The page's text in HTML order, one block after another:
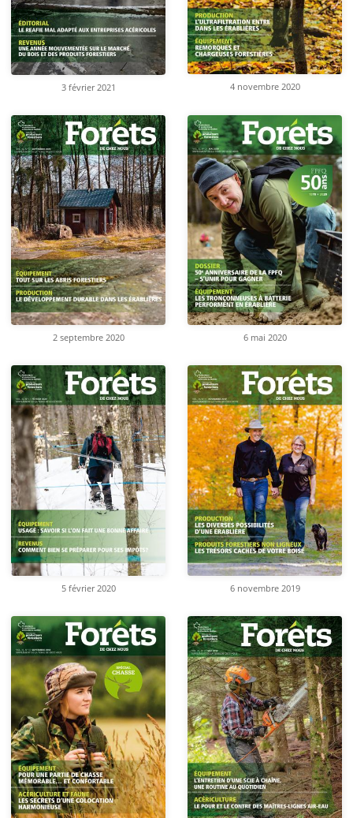
3 février 2021 4 novembre 2020
2 septembre 2020 6 mai 2020
5 février 2020 6 novembre 2019